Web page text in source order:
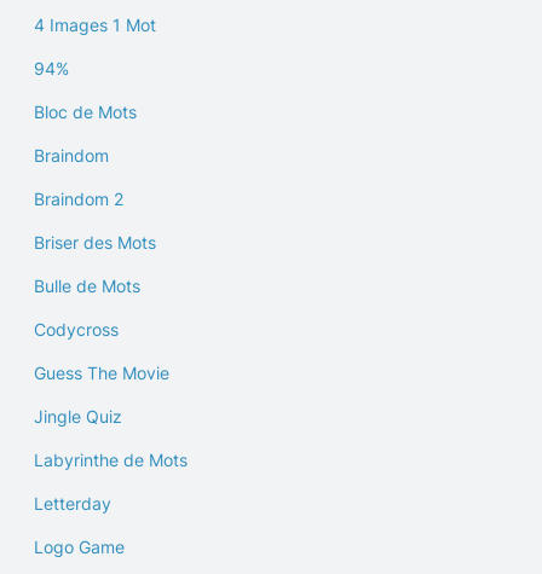
4 Images 1 Mot
94%
Bloc de Mots
Braindom
Braindom 2
Briser des Mots
Bulle de Mots
Codycross
Guess The Movie
Jingle Quiz
Labyrinthe de Mots
Letterday
Logo Game